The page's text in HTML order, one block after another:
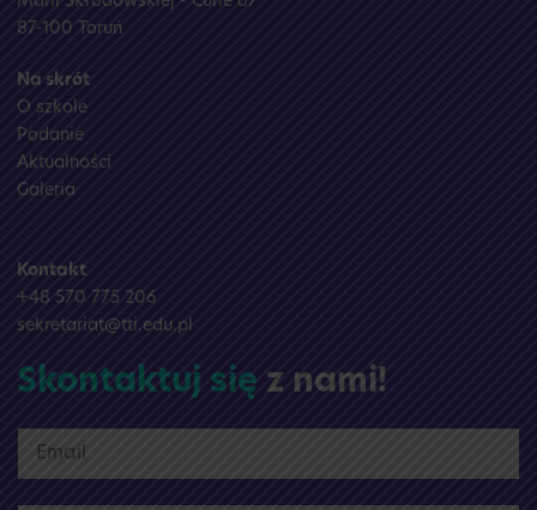
87-100 Toruń
Na skrót
O szkole
Podanie
Aktualności
Galeria
Kontakt
+48 570 775 206
sekretariat@tti.edu.pl
Skontaktuj się z nami!